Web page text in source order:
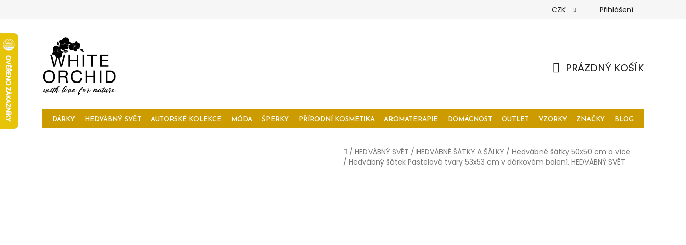
CZK Přihlášení
PRÁZDNÝ KOŠÍK
DÁRKY HEDVÁBNÝ SVĚT AUTORSKÉ KOLEKCE MÓDA ŠPERKY PŘÍRODNÍ KOSMETIKA AROMATERAPIE DOMÁCNOST OUTLET VZORKY ZNAČKY BLOG
Domů
/ HEDVÁBNÝ SVĚT / HEDVÁBNÉ ŠÁTKY A ŠÁLKY / Hedvábné šátky 50x50 cm a více
/ Hedvábný šátek Pastelové tvary 53x53 cm v dárkovém balení, HEDVÁBNÝ SVĚT